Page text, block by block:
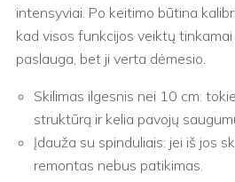
intensyviai. Po keitimo būtina
kad visos funkcijos veiktų
paslauga, bet ji verta dėmesio.
Skilimas ilgesnis nei 10 cm:
struktūrą ir kelia pavojų
Įdauža su spinduliais: jei iš jos
remontas nebus patikimas.